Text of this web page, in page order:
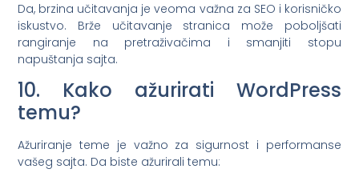
Da, brzina učitavanja je veoma važna za SEO i korisničko
iskustvo. Brže učitavanje stranica može poboljšati
rangiranje na pretraživačima i smanjiti stopu
napuštanja sajta.
10. Kako ažurirati WordPress
temu?
Ažuriranje teme je važno za sigurnost i performanse
vašeg sajta. Da biste ažurirali temu: